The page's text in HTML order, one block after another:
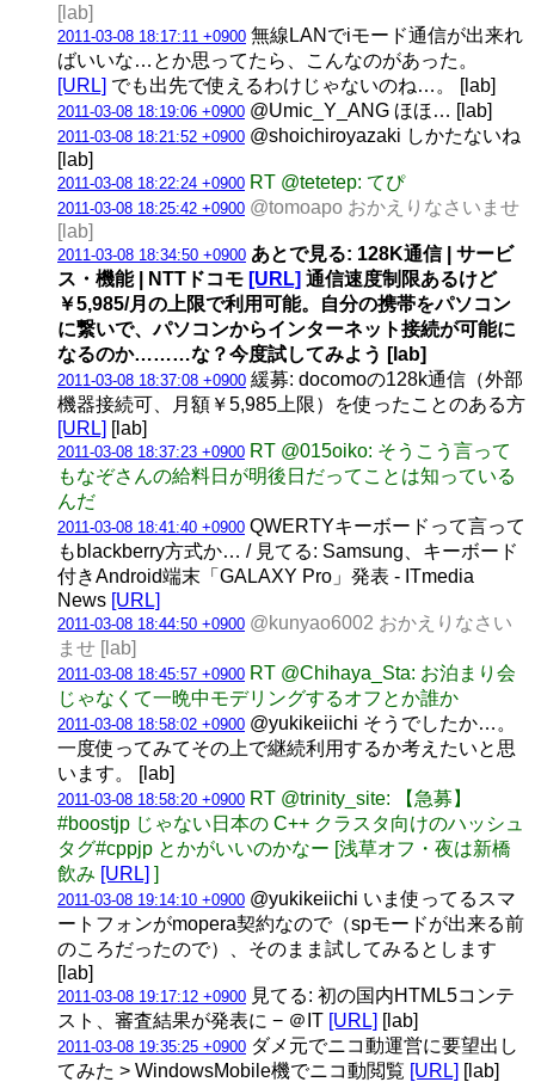
[lab]
2011-03-08 18:17:11 +0900 無線LANでiモード通信が出来れ
ばいいな…とか思ってたら、こんなのがあった。
[URL] でも出先で使えるわけじゃないのね…。 [lab]
2011-03-08 18:19:06 +0900 @Umic_Y_ANG ほほ… [lab]
2011-03-08 18:21:52 +0900 @shoichiroyazaki しかたないね
[lab]
2011-03-08 18:22:24 +0900 RT @tetetep: てぴ
2011-03-08 18:25:42 +0900 @tomoapo おかえりなさいませ
[lab]
2011-03-08 18:34:50 +0900 あとで見る: 128K通信 | サービ
ス・機能 | NTTドコモ [URL] 通信速度制限あるけど
￥5,985/月の上限で利用可能。自分の携帯をパソコン
に繋いで、パソコンからインターネット接続が可能に
なるのか………な？今度試してみよう [lab]
2011-03-08 18:37:08 +0900 緩募: docomoの128k通信（外部
機器接続可、月額￥5,985上限）を使ったことのある方
[URL] [lab]
2011-03-08 18:37:23 +0900 RT @015oiko: そうこう言って
もなぞさんの給料日が明後日だってことは知っている
んだ
2011-03-08 18:41:40 +0900 QWERTYキーボードって言って
もblackberry方式か… / 見てる: Samsung、キーボード
付きAndroid端末「GALAXY Pro」発表 - ITmedia
News [URL]
2011-03-08 18:44:50 +0900 @kunyao6002 おかえりなさい
ませ [lab]
2011-03-08 18:45:57 +0900 RT @Chihaya_Sta: お泊まり会
じゃなくて一晩中モデリングするオフとか誰か
2011-03-08 18:58:02 +0900 @yukikeiichi そうでしたか…。
一度使ってみてその上で継続利用するか考えたいと思
います。 [lab]
2011-03-08 18:58:20 +0900 RT @trinity_site: 【急募】
#boostjp じゃない日本の C++ クラスタ向けのハッシュ
タグ#cppjp とかがいいのかなー [浅草オフ・夜は新橋
飲み [URL] ]
2011-03-08 19:14:10 +0900 @yukikeiichi いま使ってるスマ
ートフォンがmopera契約なので（spモードが出来る前
のころだったので）、そのまま試してみるとします
[lab]
2011-03-08 19:17:12 +0900 見てる: 初の国内HTML5コンテ
スト、審査結果が発表に − ＠IT [URL] [lab]
2011-03-08 19:35:25 +0900 ダメ元でニコ動運営に要望出し
てみた > WindowsMobile機でニコ動閲覧 [URL] [lab]